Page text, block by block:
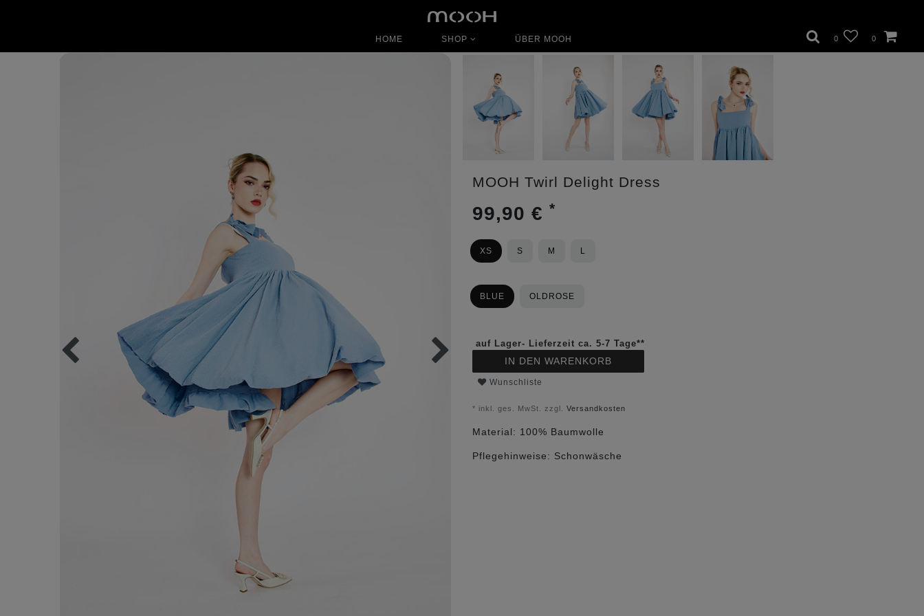
HOME SHOP ÜBER MOOH 0 0
MOOH Twirl Delight Dress
99,90 € *
XS S M L
BLUE OLDROSE
auf Lager- Lieferzeit ca. 5-7 Tage**
IN DEN WARENKORB
Wunschliste
* inkl. ges. MwSt. zzgl. Versandkosten
Material: 100% Baumwolle
Pflegehinweise: Schonwäsche